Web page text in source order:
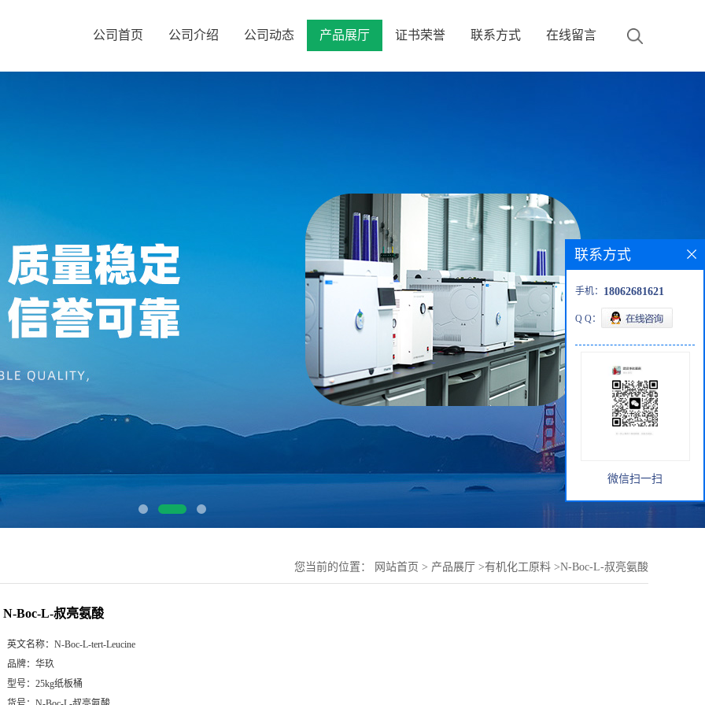
公司首页 公司介绍 公司动态 产品展厅 证书荣誉 联系方式 在线留言
您当前的位置： 网站首页 > 产品展厅 >有机化工原料 >N-Boc-L-叔亮氨酸
N-Boc-L-叔亮氨酸
英文名称： N-Boc-L-tert-Leucine
品牌： 华玖
型号： 25kg纸板桶
联系方式
手机： 18062681621
Q Q：
微信扫一扫